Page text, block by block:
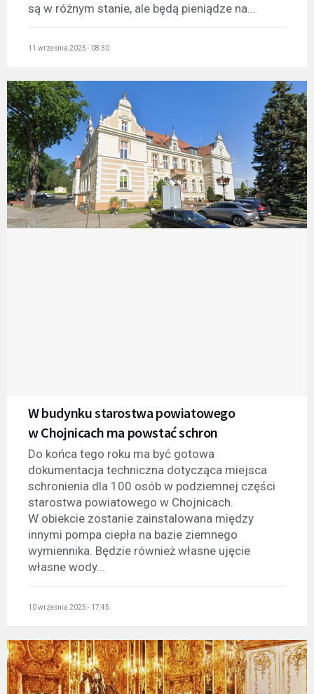
są w różnym stanie, ale będą pieniądze na...
11 września 2025 - 08:30
W budynku starostwa powiatowego
w Chojnicach ma powstać schron
Do końca tego roku ma być gotowa
dokumentacja techniczna dotycząca miejsca
schronienia dla 100 osób w podziemnej części
starostwa powiatowego w Chojnicach.
W obiekcie zostanie zainstalowana między
innymi pompa ciepła na bazie ziemnego
wymiennika. Będzie również własne ujęcie
własne wody...
10 września 2025 - 17:45